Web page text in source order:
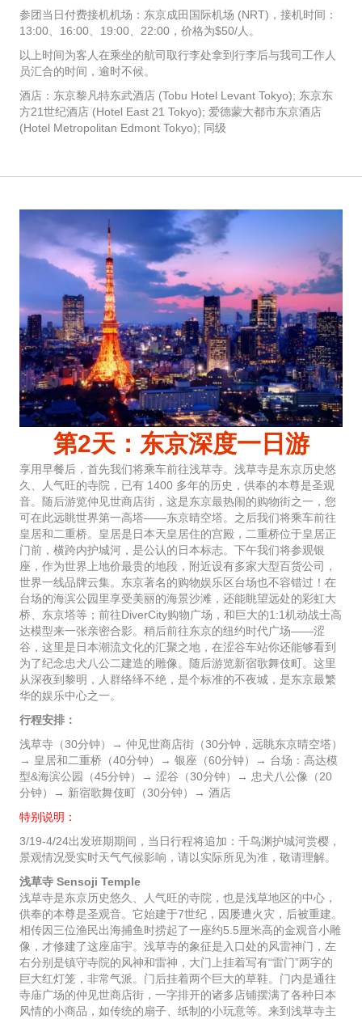
参团当日付费接机机场：东京成田国际机场 (NRT)，接机时间：
13:00、16:00、19:00、22:00，价格为$50/人。
以上时间为客人在乘坐的航司取行李处拿到行李后与我司工作人
员汇合的时间，逾时不候。
酒店：东京黎凡特东武酒店 (Tobu Hotel Levant Tokyo); 东京东
方21世纪酒店 (Hotel East 21 Tokyo); 爱德蒙大都市东京酒店
(Hotel Metropolitan Edmont Tokyo); 同级
第2天：东京深度一日游
享用早餐后，首先我们将乘车前往浅草寺。浅草寺是东京历史悠
久、人气旺的寺院，已有 1400 多年的历史，供奉的本尊是圣观
音。随后游览仲见世商店街，这是东京最热闹的购物街之一，您
可在此远眺世界第一高塔——东京晴空塔。之后我们将乘车前往
皇居和二重桥。皇居是日本天皇居住的宫殿，二重桥位于皇居正
门前，横跨内护城河，是公认的日本标志。下午我们将参观银
座，作为世界上地价最贵的地段，附近设有多家大型百货公司，
世界一线品牌云集。东京著名的购物娱乐区台场也不容错过！在
台场的海滨公园里享受美丽的海景沙滩，还能眺望远处的彩虹大
桥、东京塔等；前往DiverCity购物广场，和巨大的1:1机动战士高
达模型来一张亲密合影。稍后前往东京的纽约时代广场——涩
谷，这里是日本潮流文化的汇聚之地，在涩谷车站你还能够看到
为了纪念忠犬八公二建造的雕像。随后游览新宿歌舞伎町。这里
从深夜到黎明，人群络绎不绝，是个标准的不夜城，是东京最繁
华的娱乐中心之一。
行程安排：
浅草寺（30分钟）→ 仲见世商店街（30分钟，远眺东京晴空塔）
→ 皇居和二重桥（40分钟）→ 银座（60分钟）→ 台场：高达模
型&海滨公园（45分钟）→ 涩谷（30分钟）→ 忠犬八公像（20
分钟）→ 新宿歌舞伎町（30分钟）→ 酒店
特别说明：
3/19-4/24出发班期期间，当日行程将追加：千鸟渊护城河赏樱，
景观情况受实时天气气候影响，请以实际所见为准，敬请理解。
浅草寺 Sensoji Temple
浅草寺是东京历史悠久、人气旺的寺院，也是浅草地区的中心，
供奉的本尊是圣观音。它始建于7世纪，因屡遭火灾，后被重建。
相传因三位渔民出海捕鱼时捞起了一座约5.5厘米高的金观音小雕
像，才修建了这座庙宇。浅草寺的象征是入口处的风雷神门，左
右分别是镇守寺院的风神和雷神，大门上挂着写有“雷门”两字的
巨大红灯笼，非常气派。门后挂着两个巨大的草鞋。门内是通往
寺庙广场的仲见世商店街，一字排开的诸多店铺摆满了各种日本
风情的小商品，如传统的扇子、纸制的小玩意等。来到浅草寺主